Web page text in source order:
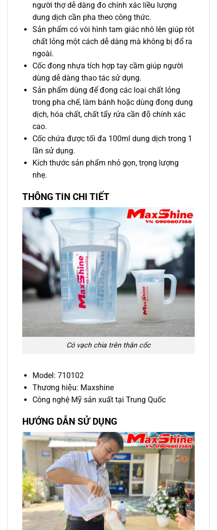
người thợ dễ dàng đo chính xác liều lượng
dung dịch cần pha theo công thức.
Sản phẩm có vòi hình tam giác nhô lên giúp rót
chất lỏng một cách dễ dàng mà không bị đổ ra
ngoài.
Cốc đong nhựa tích hợp tay cầm giúp người
dùng dễ dàng thao tác sử dụng.
Sản phẩm dùng để đong các loại chất lỏng
trong pha chế, làm bánh hoặc dùng đong dung
dịch, hóa chất, chất tẩy rửa cần độ chính xác
cao.
Cốc chứa được tối đa 100ml dung dịch trong 1
lần sử dụng.
Kích thước sản phẩm nhỏ gọn, trọng lượng
nhẹ.
THÔNG TIN CHI TIẾT
Có vạch chia trên thân cốc
Model: 710102
Thương hiệu: Maxshine
Công nghệ Mỹ sản xuất tại Trung Quốc
HƯỚNG DẪN SỬ DỤNG